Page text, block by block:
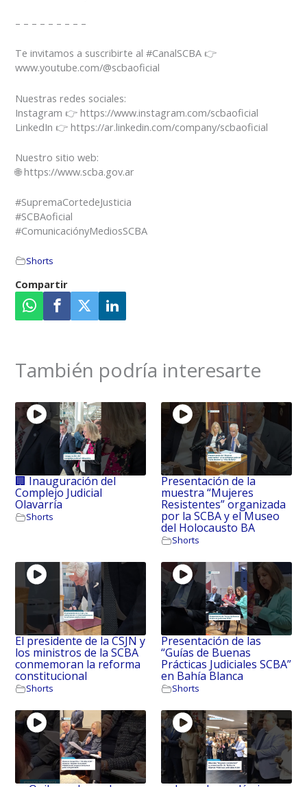
– – – – – – – – –
Te invitamos a suscribirte al #CanalSCBA 👉
www.youtube.com/@scbaoficial
Nuestras redes sociales:
Instagram 👉 https://www.instagram.com/scbaoficial
LinkedIn 👉 https://ar.linkedin.com/company/scbaoficial
Nuestro sitio web:
🌐 https://www.scba.gov.ar
#SupremaCortedeJusticia
#SCBAoficial
#ComunicaciónyMediosSCBA
Shorts
🏢 Inauguración del
Complejo Judicial
Olavarría
Shorts
Presentación de la
muestra “Mujeres
Resistentes” organizada
por la SCBA y el Museo
del Holocausto BA
Shorts
El presidente de la CSJN y
los ministros de la SCBA
conmemoran la reforma
constitucional
Shorts
Presentación de las
“Guías de Buenas
Prácticas Judiciales SCBA”
en Bahía Blanca
Shorts